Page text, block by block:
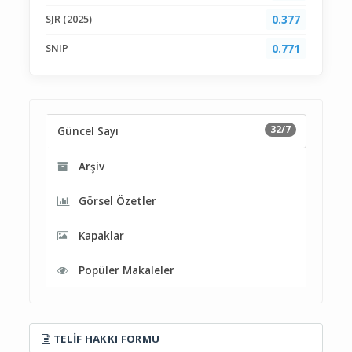
SJR (2025) 0.377
SNIP 0.771
32/7
Güncel Sayı
Arşiv
Görsel Özetler
Kapaklar
Popüler Makaleler
TELIF HAKKI FORMU